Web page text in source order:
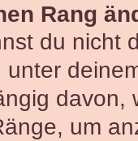
Rang
du nicht
um